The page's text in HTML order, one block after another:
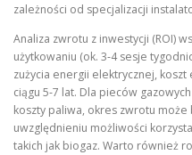
zależności od specjalizacji
Analiza zwrotu z inwestycji (ROI)
użytkowaniu (ok. 3‑4 sesje
zużycia energii elektrycznej,
ciągu 5‑7 lat. Dla pieców
koszty paliwa, okres zwrotu
uwzględnieniu możliwości
takich jak biogaz. Warto również